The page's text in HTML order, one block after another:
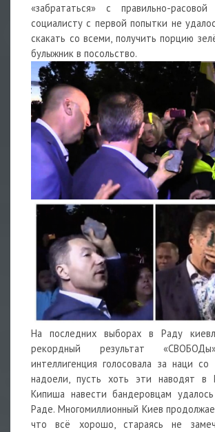
«забрататься» с правильно-
социалисту с первой попытки не
скакать со всеми, получить порцию
булыжник в посольство.
На последних выборах в Раду
рекордный результат
интеллигенция голосовала за наци со
надоели, пусть хоть эти наводят в
Кипиша навести бандеровцам
Раде. Многомиллионный Киев
что всё хорошо, стараясь не